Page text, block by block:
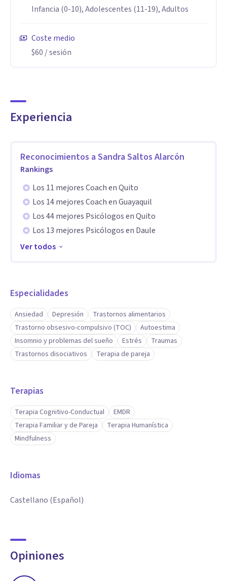
trastornos de alimentación, neurosis, estrés laboral,
de traumas psicológicos y de stress postraumático con
método EMDR, psicodrama y terapias humanistas.
Infancia (0-10), Adolescentes (11-19), Adultos
Coste medio
$60 / sesión
Experiencia
Reconocimientos a Sandra Saltos Alarcón
Rankings
Los 11 mejores Coach en Quito
Los 14 mejores Coach en Guayaquil
Los 44 mejores Psicólogos en Quito
Los 13 mejores Psicólogos en Daule
Ver todos
Especialidades
Ansiedad Depresión
Trastornos alimentarios
Trastorno obsesivo-compulsivo (TOC)
Autoestima
Insomnio y problemas del sueño
Estrés
Traumas
Trastornos disociativos
Terapia de pareja
Terapias
Terapia Cognitivo-Conductual
EMDR
Terapia Familiar y de Pareja
Terapia Humanística
Mindfulness
Idiomas
Castellano (Español)
Opiniones